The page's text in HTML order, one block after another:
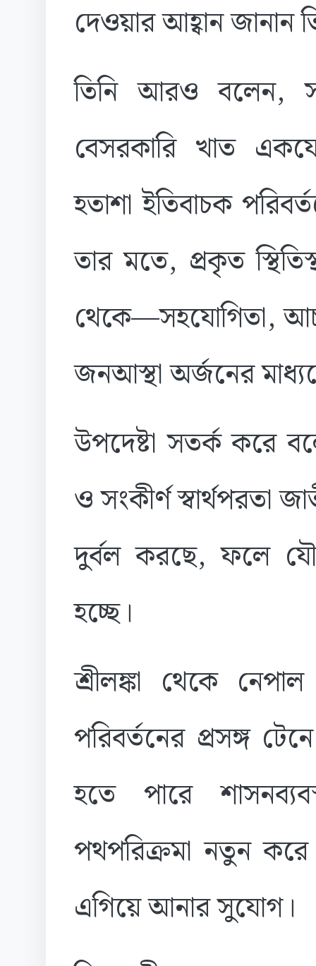
দেওয়ার আহ্বান জানান
তিনি আরও বলেন,
বেসরকারি খাত
হতাশা ইতিবাচক
তার মতে, প্রকৃত
থেকে—সহযোগিতা,
জনআস্থা অর্জনের
উপদেষ্টা সতর্ক করে
ও সংকীর্ণ স্বার্থপরতা
দুর্বল করছে, ফলে
হচ্ছে।
শ্রীলঙ্কা থেকে
পরিবর্তনের প্রসঙ্গ
হতে পারে
পথপরিক্রমা নতুন
এগিয়ে আনার সুযোগ।